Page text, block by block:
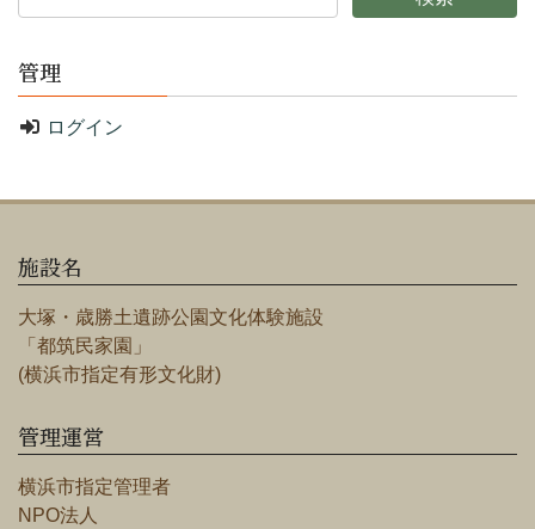
管理
ログイン
施設名
大塚・歳勝土遺跡公園文化体験施設
「都筑民家園」
(横浜市指定有形文化財)
管理運営
横浜市指定管理者
NPO法人